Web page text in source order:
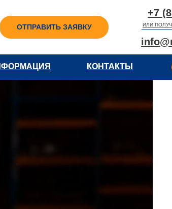
+7
КОНТАКТЫ
КОНТАКТЫ
ИЛИ
ОТПРАВИТЬ ЗАЯВКУ